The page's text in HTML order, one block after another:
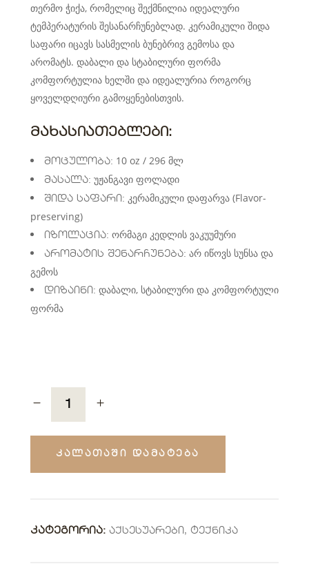
თერმო ჭიქა, რომელიც შექმნილია იდეალური
ტემპერატურის შესანარჩუნებლად. კერამიკული შიდა
საფარი იცავს სასმელის ბუნებრივ გემოსა და
არომატს. დაბალი და სტაბილური ფორმა
კომფორტულია ხელში და იდეალურია როგორც
ყოველდღიური გამოყენებისთვის.
ᲛᲐᲮᲐᲡᲘᲐᲗᲔᲑᲚᲔᲑᲘ:
მოცულობა: 10 oz / 296 მლ
მასალა: უჟანგავი ფოლადი
შიდა საფარი: კერამიკული დაფარვა (Flavor-
preserving)
იზოლაცია: ორმაგი კედლის ვაკუუმური
არომატის შენარჩუნება: არ იწოვს სუნსა და
გემოს
დიზაინი: დაბალი, სტაბილური და კომფორტული
ფორმა
ᲙᲐᲚᲐᲗᲐᲨᲘ ᲓᲐᲛᲐᲢᲔᲑᲐ
ᲙᲐᲢᲔᲒᲝᲠᲘᲐ: Აქსესუარები, Ტექნიკა